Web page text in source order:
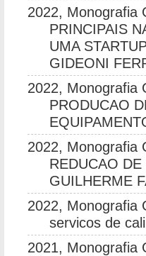
2022, Monografia
PRINCIPAIS
UMA
GIDEONI
2022, Monografia
PRODUCAO
2022, Monografia
REDUCAO
GUILHERME
2022, Monografia
servicos de
2021, Monografia